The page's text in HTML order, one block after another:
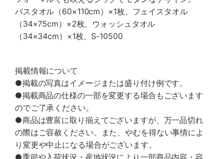
バスタオル（60×110cm）×1枚、フェイスタオル
（34×75cm）×2枚、ウォッシュタオル
（34×34cm）×1枚、S-10500
掲載情報について
●掲載の写真はイメージまたは盛り付け例です。
●掲載商品の仕様の一部を変更する場合もございます
のでご了承ください。
●商品は豊富に取り揃えてございますが、万一品切れ
の際はご容赦ください。また、やむを得ない事情によ
り変更や中止になる場合がございます。
●季節や入荷状況・産地状況により一部商品内容・容